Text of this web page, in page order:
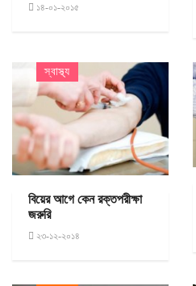
১৪-০১-২০১৫
স্বাস্থ্য
বিয়ের আগে কেন রক্তপরীক্ষা
জরুরি
২৩-১২-২০১৪